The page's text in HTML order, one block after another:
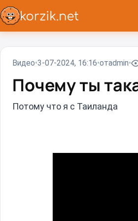
Видео 3-07-2024, 16:16 отadmin
Почему ты
Потому что я с Таиланда